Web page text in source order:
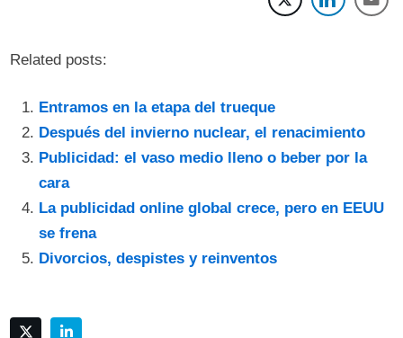
Related posts:
Entramos en la etapa del trueque
Después del invierno nuclear, el renacimiento
Publicidad: el vaso medio lleno o beber por la
cara
La publicidad online global crece, pero en EEUU
se frena
Divorcios, despistes y reinventos